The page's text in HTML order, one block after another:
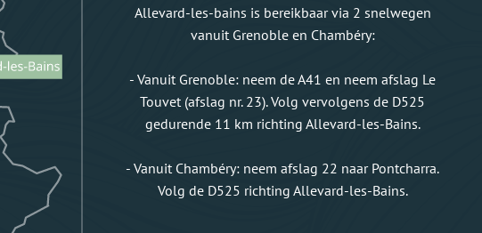
Allevard-les-bains is bereikbaar via 2 snelwegen
vanuit Grenoble en Chambéry:
- Vanuit Grenoble: neem de A41 en neem afslag Le
Touvet (afslag nr. 23). Volg vervolgens de D525
gedurende 11 km richting Allevard-les-Bains.
- Vanuit Chambéry: neem afslag 22 naar Pontcharra.
Volg de D525 richting Allevard-les-Bains.